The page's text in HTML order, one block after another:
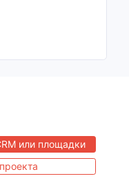
или площадки